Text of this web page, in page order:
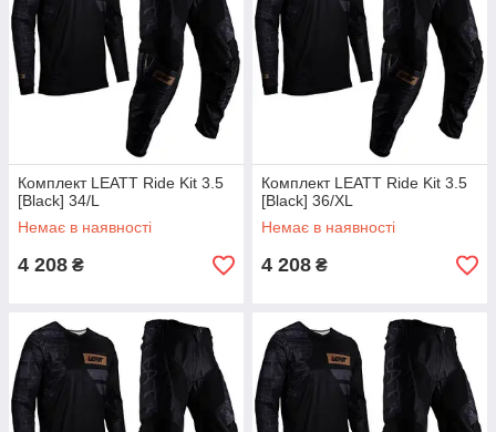
Комплект LEATT Ride Kit 3.5
[Black] 34/L
Немає в наявності
4 208 ₴
Комплект LEATT Ride Kit 3.5
[Black] 36/XL
Немає в наявності
4 208 ₴